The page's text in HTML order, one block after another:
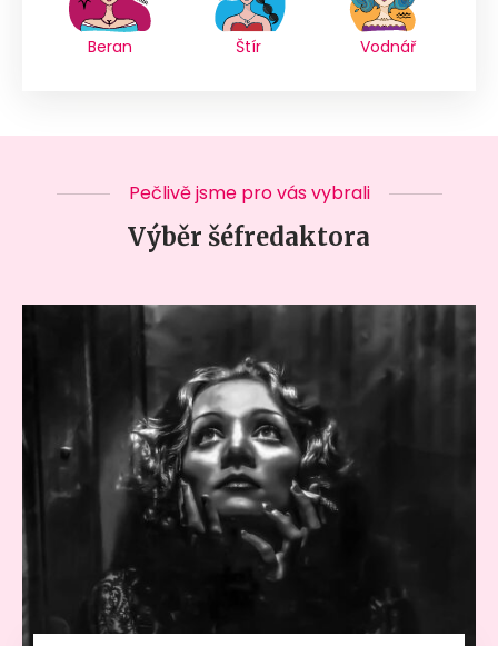
Beran Štír Vodnář
Pečlivě jsme pro vás vybrali
Výběr šéfredaktora